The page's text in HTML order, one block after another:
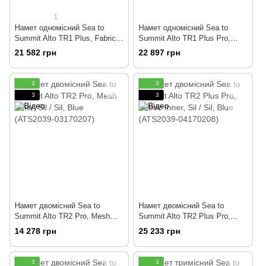
1
Намет одномісний Sea to
Summit Alto TR1 Plus, Fabric
Inner, Sil / PeU, Green
(ATS2039-02160402)
21 582 грн
Намет одномісний Sea to
Summit Alto TR1 Plus Pro,
Fabric Inner, Sil / Sil, Blue
(ATS2039-04160204)
22 897 грн
3
3
Намет двомісний Sea to
Summit Alto TR2 Pro, Mesh
Inner, Sil / Sil, Blue (ATS2039-
03170207)
14 278 грн
3
3
Намет двомісний Sea to
Summit Alto TR2 Plus Pro,
Fabric Inner, Sil / Sil, Blue
(ATS2039-04170208)
25 233 грн
3
3